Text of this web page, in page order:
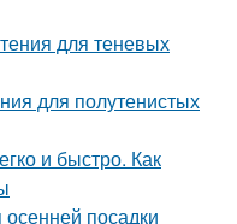
для теневых
для полутенистых
и быстро. Как
посадки